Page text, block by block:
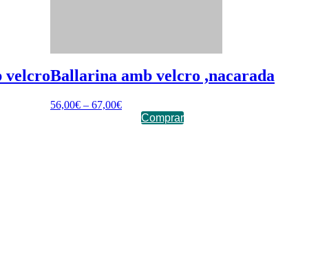
velcroBallarina amb velcro ,nacarada
56,00€ – 67,00€
Comprar